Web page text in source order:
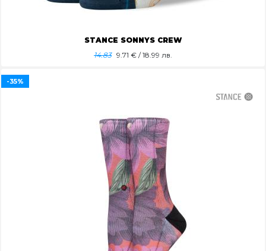
STANCE SONNYS CREW
14.83 9.71 € / 18.99 лв.
-35%